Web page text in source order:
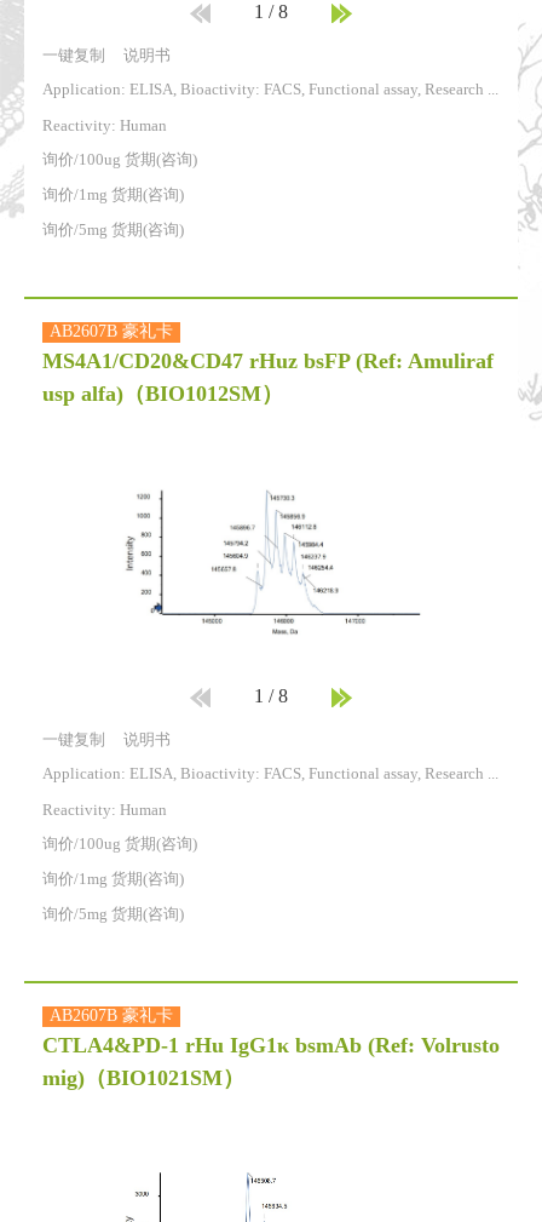
1 /8
一键复制
说明书
Application: ELISA, Bioactivity: FACS, Functional assay, Research in vivo
Reactivity: Human
询价/100ug 货期(咨询)
询价/1mg 货期(咨询)
询价/5mg 货期(咨询)
AB2607B 豪礼卡
MS4A1/CD20&CD47 rHuz bsFP (Ref: Amuliraf
usp alfa) （BIO1012SM）
1 /8
一键复制
说明书
Application: ELISA, Bioactivity: FACS, Functional assay, Research in vivo
Reactivity: Human
询价/100ug 货期(咨询)
询价/1mg 货期(咨询)
询价/5mg 货期(咨询)
AB2607B 豪礼卡
CTLA4&PD-1 rHu IgG1κ bsmAb (Ref: Volrusto
mig) （BIO1021SM）